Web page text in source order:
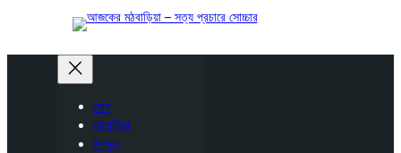
হোম
মঠবাড়িয়া
উপকূল